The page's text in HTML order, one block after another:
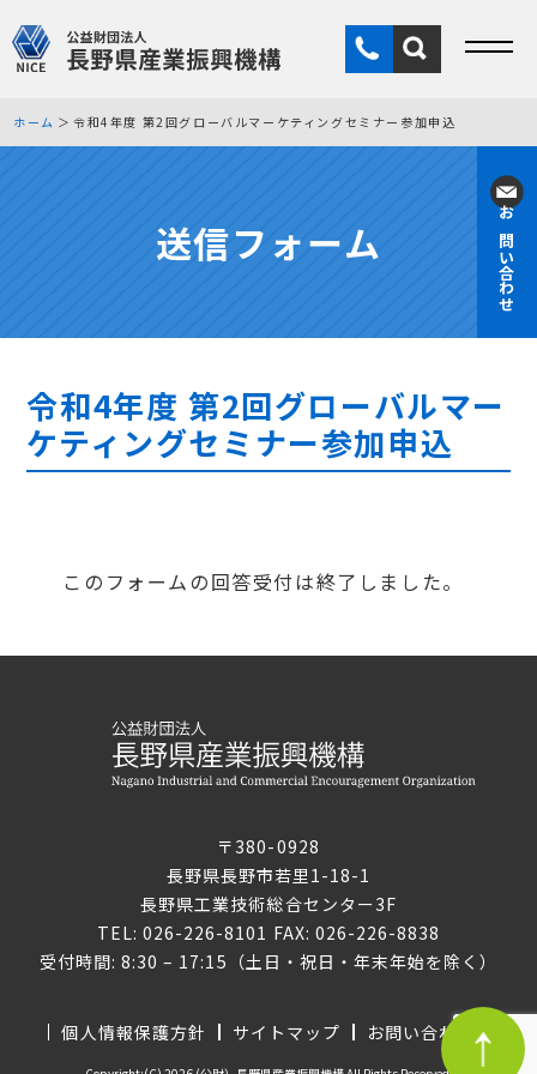
お問い合わせ
ホーム 令和4年度 第2回グローバルマーケティングセミナー参加申込
送信フォーム
令和4年度 第2回グローバルマー
ケティングセミナー参加申込
このフォームの回答受付は終了しました。
〒380-0928
長野県長野市若里1-18-1
長野県工業技術総合センター3F
TEL: 026-226-8101 FAX: 026-226-8838
受付時間: 8:30 – 17:15（土日・祝日・年末年始を除く）
個人情報保護方針 サイトマップ お問い合わせ